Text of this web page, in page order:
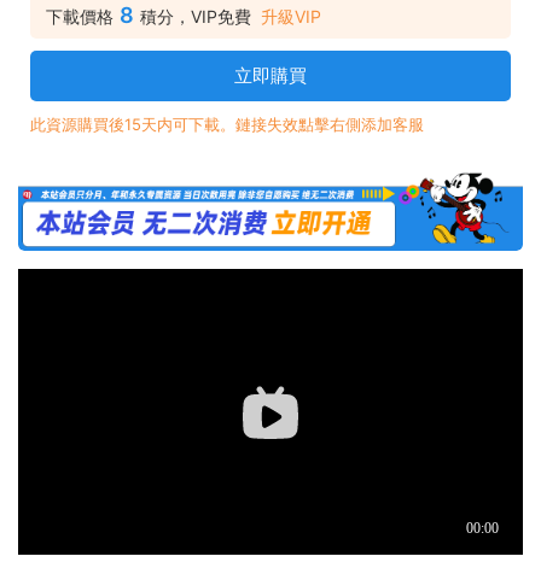
下載價格 8 積分，VIP免費 升級VIP
立即購買
此資源購買後15天内可下載。鏈接失效點擊右側添加客服